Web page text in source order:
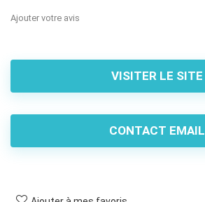
Ajouter votre avis
VISITER LE SITE
CONTACT EMAIL